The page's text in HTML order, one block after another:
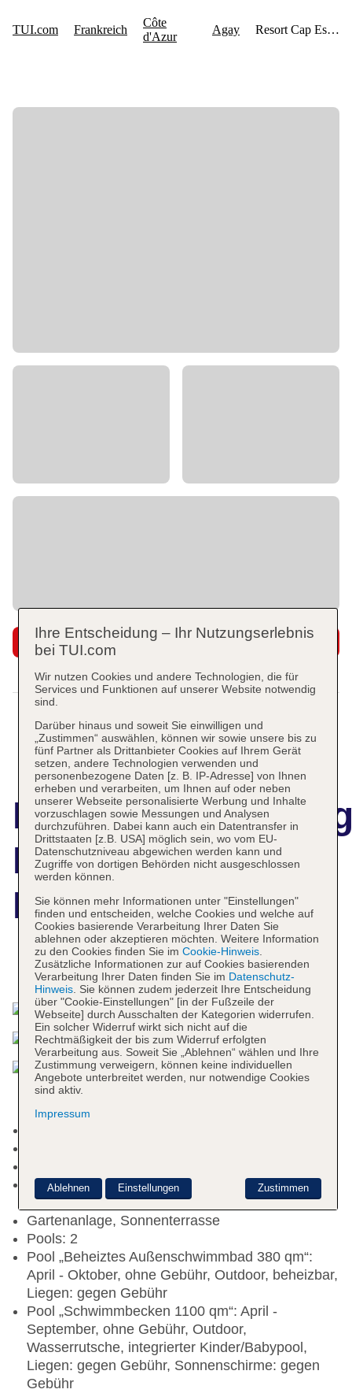
Super Last Minute
Resort Cap
Esterel
Das bietet Ihre Unterkunft
Rezeption: Sprachen: englisch, spanisch,
französisch
Gartenanlage, Sonnenterrasse
Pools: 2
Pool „Beheiztes Außenschwimmbad 380 qm“:
April - Oktober, ohne Gebühr, Outdoor, beheizbar,
Liegen: gegen Gebühr
Pool „Schwimmbecken 1100 qm“: April -
September, ohne Gebühr, Outdoor,
Wasserrutsche, integrierter Kinder/Babypool,
Liegen: gegen Gebühr, Sonnenschirme: gegen
Gebühr
Ihre Entscheidung – Ihr Nutzungserlebnis
bei TUI.com
Wir nutzen Cookies und andere Technologien, die für
Services und Funktionen auf unserer Website notwendig
sind.
Darüber hinaus und soweit Sie einwilligen und
„Zustimmen“ auswählen, können wir sowie unsere bis zu
fünf Partner als Drittanbieter Cookies auf Ihrem Gerät
setzen, andere Technologien verwenden und
personenbezogene Daten [z. B. IP-Adresse] von Ihnen
erheben und verarbeiten, um Ihnen auf oder neben
unserer Webseite personalisierte Werbung und Inhalte
vorzuschlagen sowie Messungen und Analysen
durchzuführen. Dabei kann auch ein Datentransfer in
Drittstaaten [z.B. USA] möglich sein, wo vom EU-
Datenschutzniveau abgewichen werden kann und
Zugriffe von dortigen Behörden nicht ausgeschlossen
werden können.
Sie können mehr Informationen unter "Einstellungen"
finden und entscheiden, welche Cookies und welche auf
Cookies basierende Verarbeitung Ihrer Daten Sie
ablehnen oder akzeptieren möchten. Weitere Information
zu den Cookies finden Sie im Cookie-Hinweis.
Zusätzliche Informationen zur auf Cookies basierenden
Verarbeitung Ihrer Daten finden Sie im Datenschutz-
Hinweis. Sie können zudem jederzeit Ihre Entscheidung
über "Cookie-Einstellungen" [in der Fußzeile der
Webseite] durch Ausschalten der Kategorien widerrufen.
Ein solcher Widerruf wirkt sich nicht auf die
Rechtmäßigkeit der bis zum Widerruf erfolgten
Verarbeitung aus. Soweit Sie „Ablehnen“ wählen und Ihre
Zustimmung verweigern, können keine individuellen
Angebote unterbreitet werden, nur notwendige Cookies
sind aktiv.
Impressum
Zustimmen
Ablehnen Einstellungen